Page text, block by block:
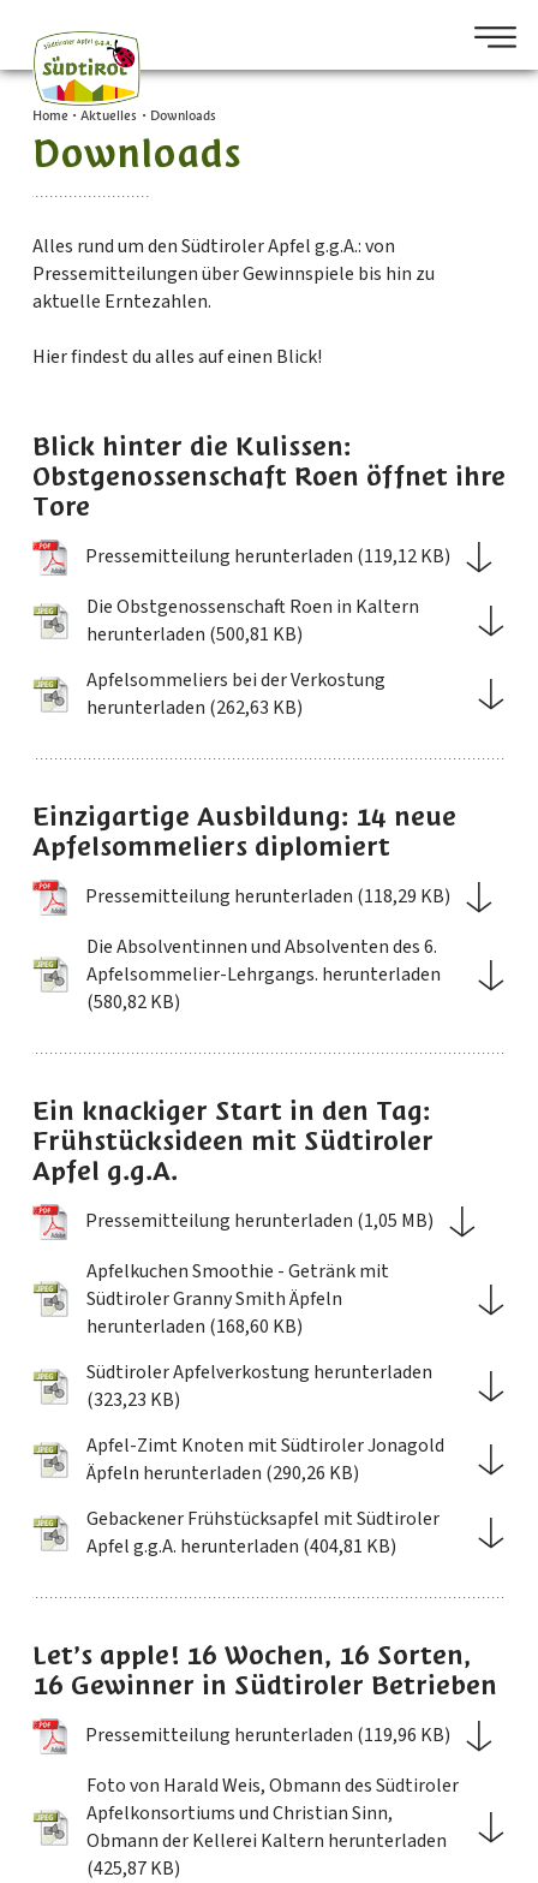
Home • Aktuelles • Downloads
Downloads
Alles rund um den Südtiroler Apfel g.g.A.: von
Pressemitteilungen über Gewinnspiele bis hin zu
aktuelle Erntezahlen.
Hier findest du alles auf einen Blick!
Blick hinter die Kulissen:
Obstgenossenschaft Roen öffnet ihre
Tore
Pressemitteilung herunterladen (119,12 KB)
Die Obstgenossenschaft Roen in Kaltern
herunterladen (500,81 KB)
Apfelsommeliers bei der Verkostung
herunterladen (262,63 KB)
Einzigartige Ausbildung: 14 neue
Apfelsommeliers diplomiert
Pressemitteilung herunterladen (118,29 KB)
Die Absolventinnen und Absolventen des 6.
Apfelsommelier-Lehrgangs. herunterladen
(580,82 KB)
Ein knackiger Start in den Tag:
Frühstücksideen mit Südtiroler
Apfel g.g.A.
Pressemitteilung herunterladen (1,05 MB)
Apfelkuchen Smoothie - Getränk mit
Südtiroler Granny Smith Äpfeln
herunterladen (168,60 KB)
Südtiroler Apfelverkostung herunterladen
(323,23 KB)
Apfel-Zimt Knoten mit Südtiroler Jonagold
Äpfeln herunterladen (290,26 KB)
Gebackener Frühstücksapfel mit Südtiroler
Apfel g.g.A. herunterladen (404,81 KB)
Let’s apple! 16 Wochen, 16 Sorten,
16 Gewinner in Südtiroler Betrieben
Pressemitteilung herunterladen (119,96 KB)
Foto von Harald Weis, Obmann des Südtiroler
Apfelkonsortiums und Christian Sinn,
Obmann der Kellerei Kaltern herunterladen
(425,87 KB)